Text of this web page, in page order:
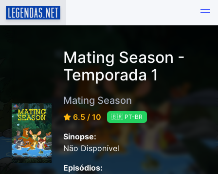
Mating Season -
Temporada 1
Mating Season
6.5 / 10 🇧🇷 PT-BR
Sinopse:
Não Disponível
Episódios: